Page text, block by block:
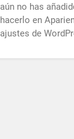
aún no has
hacerlo en
ajustes de